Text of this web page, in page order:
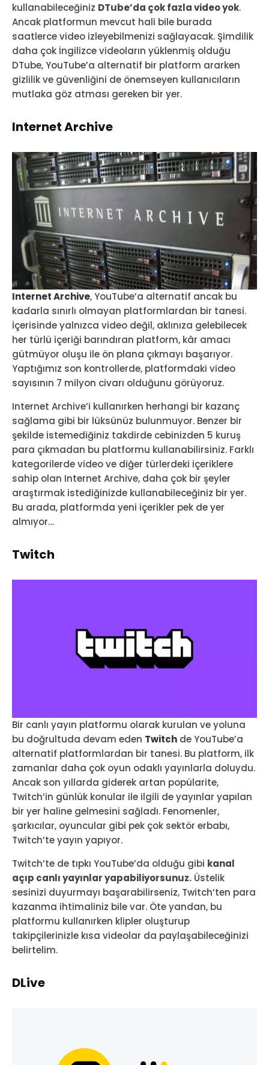
kullanabileceğiniz DTube’da çok fazla video yok.
Ancak platformun mevcut hali bile burada
saatlerce video izleyebilmenizi sağlayacak. Şimdilik
daha çok İngilizce videoların yüklenmiş olduğu
DTube, YouTube’a alternatif bir platform ararken
gizlilik ve güvenliğini de önemseyen kullanıcıların
mutlaka göz atması gereken bir yer.
Internet Archive
Internet Archive, YouTube’a alternatif ancak bu
kadarla sınırlı olmayan platformlardan bir tanesi.
İçerisinde yalnızca video değil, aklınıza gelebilecek
her türlü içeriği barındıran platform, kâr amacı
gütmüyor oluşu ile ön plana çıkmayı başarıyor.
Yaptığımız son kontrollerde, platformdaki video
sayısının 7 milyon civarı olduğunu görüyoruz.
Internet Archive’i kullanırken herhangi bir kazanç
sağlama gibi bir lüksünüz bulunmuyor. Benzer bir
şekilde istemediğiniz takdirde cebinizden 5 kuruş
para çıkmadan bu platformu kullanabilirsiniz. Farklı
kategorilerde video ve diğer türlerdeki içeriklere
sahip olan Internet Archive, daha çok bir şeyler
araştırmak istediğinizde kullanabileceğiniz bir yer.
Bu arada, platformda yeni içerikler pek de yer
almıyor…
Twitch
Bir canlı yayın platformu olarak kurulan ve yoluna
bu doğrultuda devam eden Twitch de YouTube’a
alternatif platformlardan bir tanesi. Bu platform, ilk
zamanlar daha çok oyun odaklı yayınlarla doluydu.
Ancak son yıllarda giderek artan popülarite,
Twitch’in günlük konular ile ilgili de yayınlar yapılan
bir yer haline gelmesini sağladı. Fenomenler,
şarkıcılar, oyuncular gibi pek çok sektör erbabı,
Twitch’te yayın yapıyor.
Twitch’te de tıpkı YouTube’da olduğu gibi kanal
açıp canlı yayınlar yapabiliyorsunuz. Üstelik
sesinizi duyurmayı başarabilirseniz, Twitch’ten para
kazanma ihtimaliniz bile var. Öte yandan, bu
platformu kullanırken klipler oluşturup
takipçilerinizle kısa videolar da paylaşabileceğinizi
belirtelim.
DLive